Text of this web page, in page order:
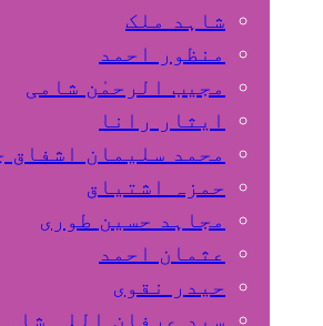
شاہد ملک
منظور احمد
مجیب الرحمٰن شامی
ایثار رانا
محمد سلیمان اشفاق
حمزہ اشتیاق
مجاہد حسین طوری
عثمان احمد
حیدر نقوی
سید عرفان اللہ شاہ